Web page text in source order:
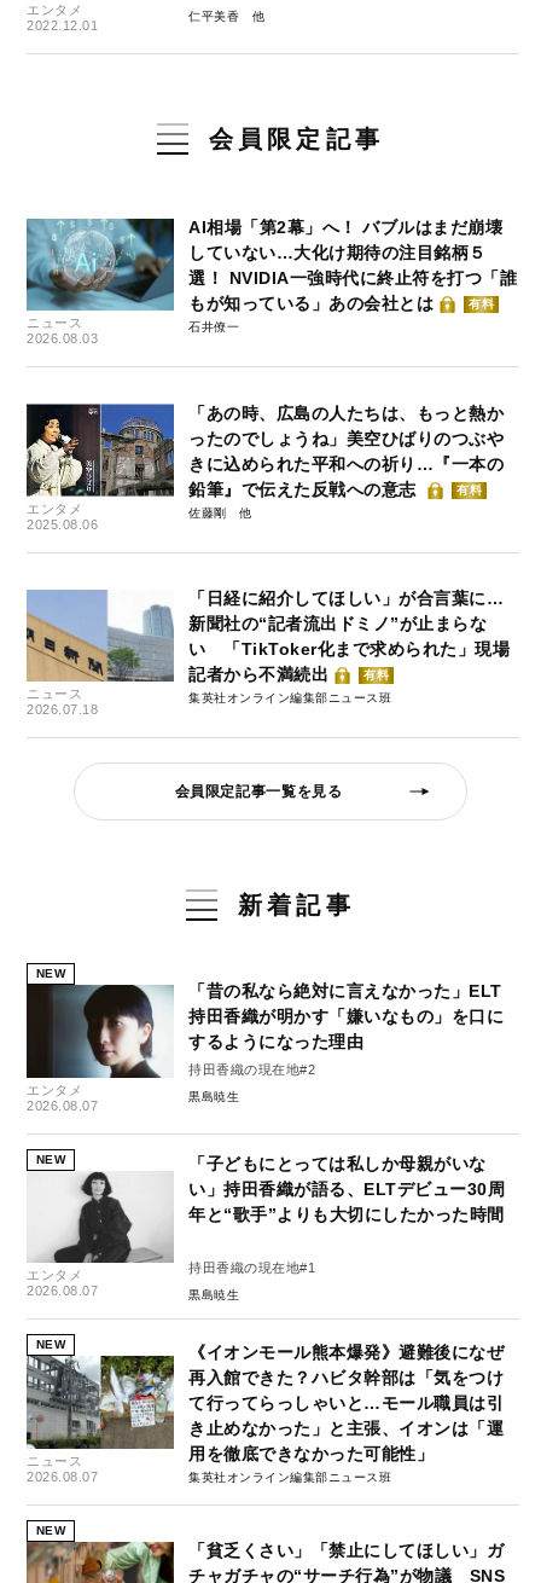
エンタメ
2022.12.01
仁平美香
会員限定記事
ニュース
2026.08.03
AI相場「第2幕」へ！ バブルはまだ崩壊
していない…大化け期待の注目銘柄５
選！ NVIDIA一強時代に終止符を打つ「誰
もが知っている」あの会社とは
有料
石井僚一
エンタメ
2025.08.06
「あの時、広島の人たちは、もっと熱か
ったのでしょうね」美空ひばりのつぶや
きに込められた平和への祈り…『一本の
鉛筆』で伝えた反戦への意志
有料
佐藤剛
ニュース
2026.07.18
「日経に紹介してほしい」が合言葉に…
新聞社の“記者流出ドミノ”が止まらな
い 「TikToker化まで求められた」現場
記者から不満続出
有料
集英社オンライン編集部ニュース班
会員限定記事一覧を見る
新着記事
NEW
エンタメ
2026.08.07
「昔の私なら絶対に言えなかった」ELT
持田香織が明かす「嫌いなもの」を口に
するようになった理由
持田香織の現在地#2
黒島暁生
NEW
エンタメ
2026.08.07
「子どもにとっては私しか母親がいな
い」持田香織が語る、ELTデビュー30周
年と“歌手”よりも大切にしたかった時間
持田香織の現在地#1
黒島暁生
NEW
ニュース
2026.08.07
《イオンモール熊本爆発》避難後になぜ
再入館できた？ハビタ幹部は「気をつけ
て行ってらっしゃいと…モール職員は引
き止めなかった」と主張、イオンは「運
用を徹底できなかった可能性」
集英社オンライン編集部ニュース班
NEW
「貧乏くさい」「禁止にしてほしい」ガ
チャガチャの“サーチ行為”が物議 SNS